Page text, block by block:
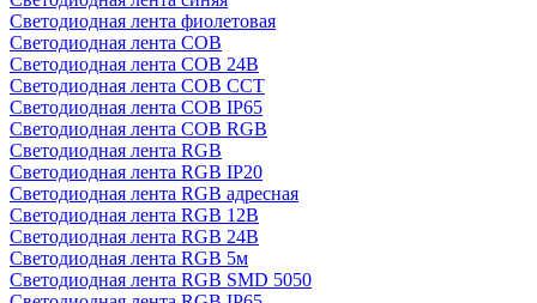
Светодиодная лента фиолетовая
Светодиодная лента COB
Светодиодная лента COB 24В
Светодиодная лента COB CCT
Светодиодная лента COB IP65
Светодиодная лента COB RGB
Светодиодная лента RGB
Светодиодная лента RGB IP20
Светодиодная лента RGB адресная
Светодиодная лента RGB 12В
Светодиодная лента RGB 24В
Светодиодная лента RGB 5м
Светодиодная лента RGB SMD 5050